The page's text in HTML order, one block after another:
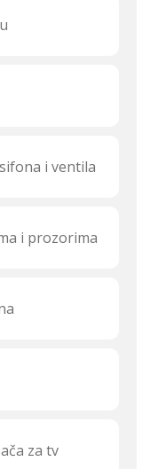
i ventila
i prozorima
za tv